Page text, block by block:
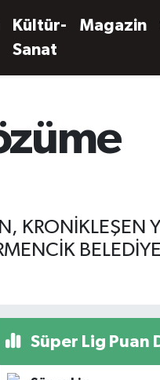
Kültür-
Sanat
Magazin
KRONİKLEŞEN
Süper Lig Puan